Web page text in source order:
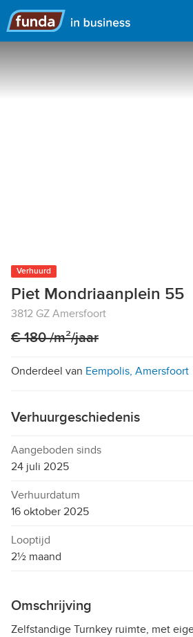
Hoofdmenu
Verhuurd
Piet Mondriaanplein 55
3812 GZ Amersfoort
€ 180 /m²/jaar
Onderdeel van Eempolis, Amersfoort
Verhuurgeschiedenis
Aangeboden sinds
24 juli 2025
Verhuurdatum
16 oktober 2025
Looptijd
2½ maand
Omschrijving
Zelfstandige Turnkey ruimte, met